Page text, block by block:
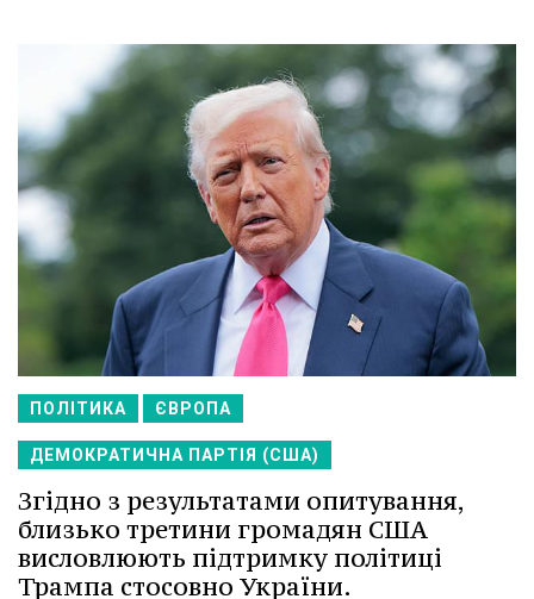
ПОЛІТИКА ЄВРОПА
ДЕМОКРАТИЧНА ПАРТІЯ (США)
Згідно з результатами опитування,
близько третини громадян США
висловлюють підтримку політиці
Трампа стосовно України.